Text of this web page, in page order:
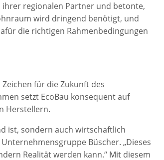
ihrer regionalen Partner und betonte,
wird dringend benötigt, und
die richtigen Rahmenbedingungen
für die Zukunft des
setzt EcoBau konsequent auf
Herstellern.
ist, sondern auch wirtschaftlich
Büscher. „Dieses
Realität werden kann.“ Mit diesem